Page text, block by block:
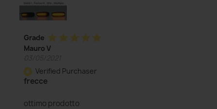
Grade star star star star star
Mauro V
star Verified Purchaser
frecce
ottimo prodotto